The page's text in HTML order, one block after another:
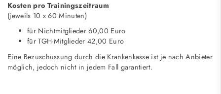
Kosten pro Trainingszeitraum
(jeweils 10 x 60 Minuten)
für Nichtmitglieder 60,00 Euro
für TGH-Mitglieder 42,00 Euro
Eine Bezuschussung durch die Krankenkasse ist je nach Anbieter
möglich, jedoch nicht in jedem Fall garantiert.